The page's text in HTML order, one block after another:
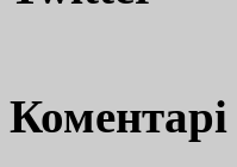
Коментарі